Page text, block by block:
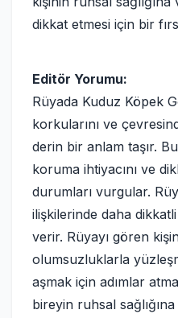
dikkat etmesi için bir
Editör Yorumu:
Rüyada Kuduz Köpek
korkularını ve
derin bir anlam taşır.
koruma ihtiyacını ve
durumları vurgular.
ilişkilerinde daha dikkatli
verir. Rüyayı gören
olumsuzluklarla
aşmak için adımlar
bireyin ruhsal